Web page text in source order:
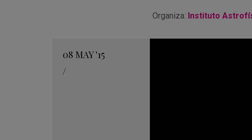
Organiza: Instituto
08 MAY'15
/